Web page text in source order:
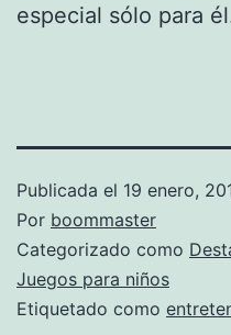
especial sólo para
Publicada el 19 enero,
Por boommaster
Categorizado como
Juegos para niños
Etiquetado como